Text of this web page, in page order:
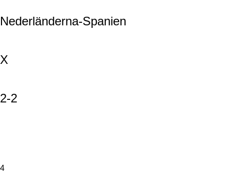
Nederländerna-Spanien
X
2-2
4